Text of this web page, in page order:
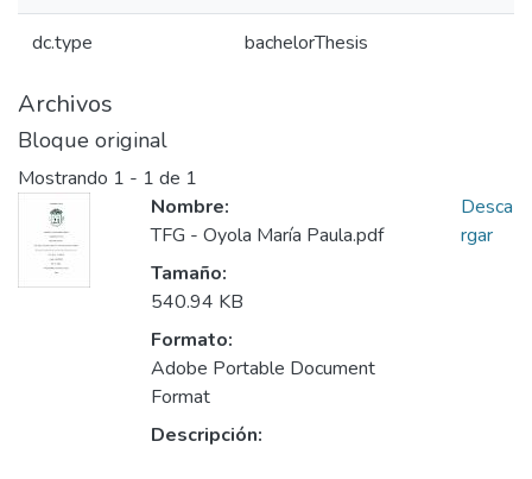
dc.type bachelorThesis
Archivos
Bloque original
Mostrando 1 - 1 de 1
Nombre:
TFG - Oyola María Paula.pdf
Tamaño:
540.94 KB
Formato:
Adobe Portable Document
Format
Descripción:
Desca
rgar